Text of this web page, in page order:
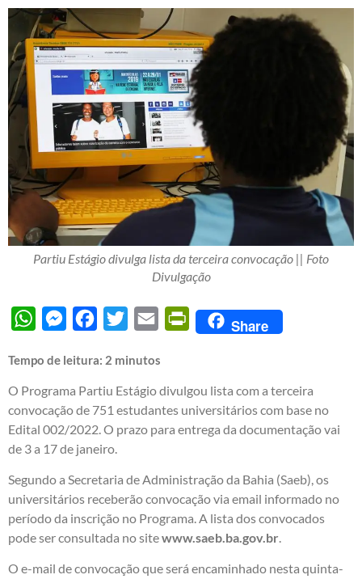
Partiu Estágio divulga lista da terceira convocação || Foto
Divulgação
WhatsAppMessengerFacebook
Twitter Email PrintFriendly
Share
Tempo de leitura: 2 minutos
O Programa Partiu Estágio divulgou lista com a terceira
convocação de 751 estudantes universitários com base no
Edital 002/2022. O prazo para entrega da documentação vai
de 3 a 17 de janeiro.
Segundo a Secretaria de Administração da Bahia (Saeb), os
universitários receberão convocação via email informado no
período da inscrição no Programa. A lista dos convocados
pode ser consultada no sitewww.saeb.ba.gov.br.
O e-mail de convocação que será encaminhado nesta quinta-